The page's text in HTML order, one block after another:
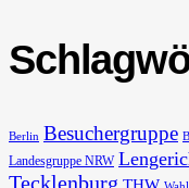
Berlin Besuchergruppe
Landesgruppe NRW
Tecklenburg